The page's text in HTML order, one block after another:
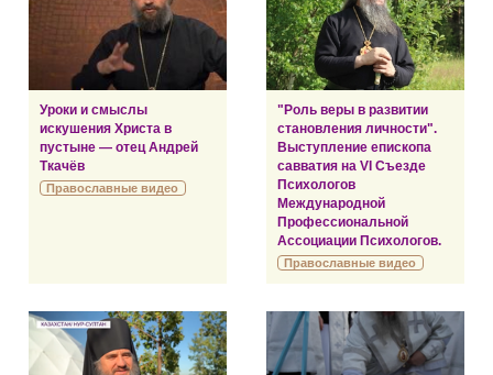
Уроки и смыслы
искушения Христа в
пустыне — отец Андрей
Ткачёв
Православные видео
"Роль веры в развитии
становления личности".
Выступление епископа
савватия на VI Съезде
Психологов
Международной
Профессиональной
Ассоциации Психологов.
Православные видео